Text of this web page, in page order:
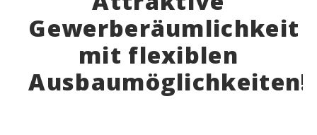
Gewerberäumlichkeit
mit flexiblen
Ausbaumöglichkeiten!